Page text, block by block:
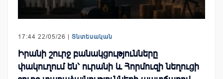
17:44 22/05/26 | Տնտեսական
Իրանի շուրջ բանակցությունները
փակուղում են՝ ուրանի և Հորմուզի նեղուցի